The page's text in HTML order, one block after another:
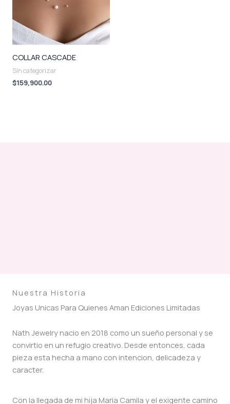
COLLAR CASCADE
Sin categorizar
$159,900.00
Nuestra Historia
Joyas Unicas Para Quienes Aman Ediciones Limitadas
Nath Jewelry nacio en 2018 como un sueño personal y se
convirtio en un refugio creativo. Desde entonces, cada
pieza esta hecha a mano con intencion, delicadeza y
caracter.
Con la llegada de mi hija Maria Camila y el exigente camino